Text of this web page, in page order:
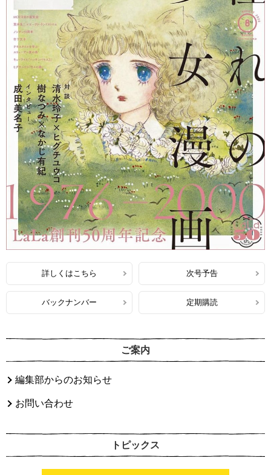
詳しくはこちら 次号予告
バックナンバー 定期購読
ご案内
編集部からのお知らせ
お問い合わせ
トピックス